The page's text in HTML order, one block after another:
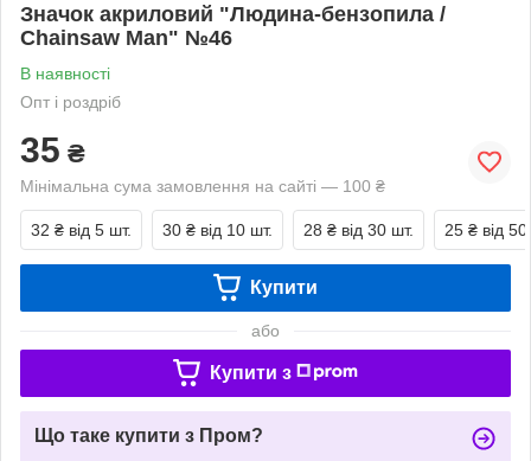
Значок акриловий "Людина-бензопила /
Chainsaw Man" №46
В наявності
Опт і роздріб
35 ₴
Мінімальна сума замовлення на сайті — 100 ₴
32 ₴ від 5 шт. 30 ₴ від 10 шт. 28 ₴ від 30 шт. 25 ₴ від
Купити
або
Купити з
Що таке купити з Пром?